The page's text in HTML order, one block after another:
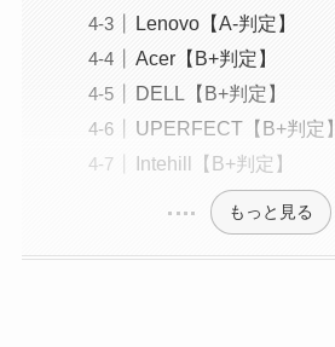
Lenovo【A-判定】
Acer【B+判定】
DELL【B+判定】
UPERFECT【B+判定】
Intehill【B+判定】
もっと見る